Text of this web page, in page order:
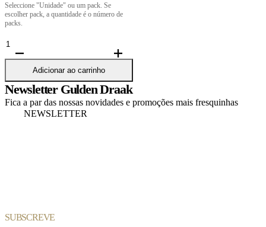
Seleccione "Unidade" ou um pack. Se
escolher pack, a quantidade é o número de
packs.
Quantidade
Warsteiner
-
30L
Adicionar ao carrinho
Newsletter Gulden Draak
Fica a par das nossas novidades e promoções mais fresquinhas
NEWSLETTER
SUBSCREVE